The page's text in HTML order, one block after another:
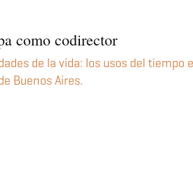
como codirector
de la vida: los usos del tiempo
Buenos Aires.